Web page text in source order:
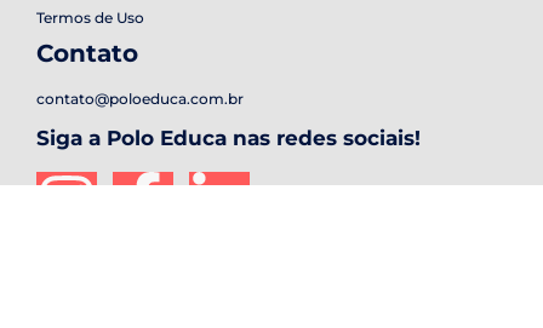
Termos de Uso
Contato
contato@poloeduca.com.br
Siga a Polo Educa nas redes sociais!